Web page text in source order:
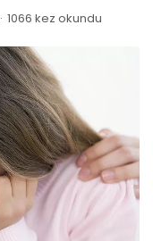
1066 kez okundu